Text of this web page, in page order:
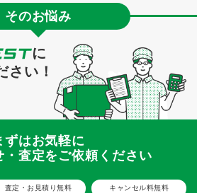
そのお悩み
に
さい！
ずはお気軽に
・査定をご依頼ください
査定・お見積り無料 キャンセル料無料